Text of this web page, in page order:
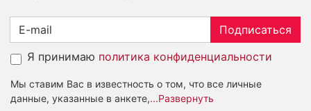
Подписаться
Я принимаю политика конфиденциальности
Мы ставим Вас в известность о том, что все личные
данные, указанные в анкете,...Развернуть